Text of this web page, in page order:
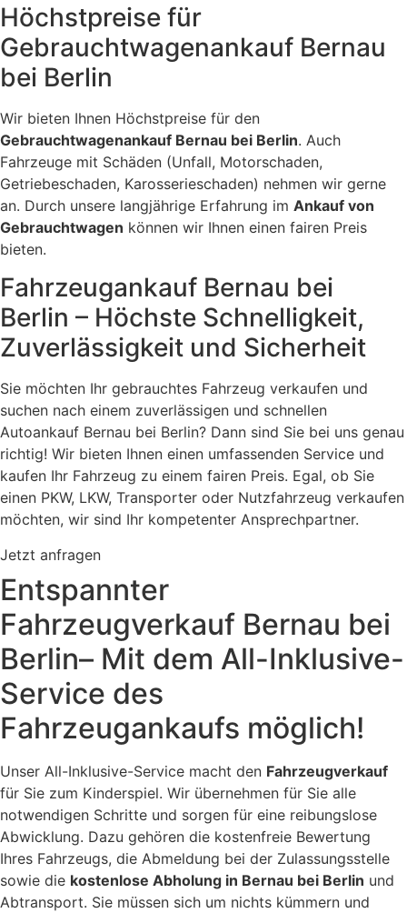
Höchstpreise für
Gebrauchtwagenankauf Bernau
bei Berlin
Wir bieten Ihnen Höchstpreise für den
Gebrauchtwagenankauf Bernau bei Berlin. Auch
Fahrzeuge mit Schäden (Unfall, Motorschaden,
Getriebeschaden, Karosserieschaden) nehmen wir gerne
an. Durch unsere langjährige Erfahrung im Ankauf von
Gebrauchtwagen können wir Ihnen einen fairen Preis
bieten.
Fahrzeugankauf Bernau bei
Berlin – Höchste Schnelligkeit,
Zuverlässigkeit und Sicherheit
Sie möchten Ihr gebrauchtes Fahrzeug verkaufen und
suchen nach einem zuverlässigen und schnellen
Autoankauf Bernau bei Berlin? Dann sind Sie bei uns genau
richtig! Wir bieten Ihnen einen umfassenden Service und
kaufen Ihr Fahrzeug zu einem fairen Preis. Egal, ob Sie
einen PKW, LKW, Transporter oder Nutzfahrzeug verkaufen
möchten, wir sind Ihr kompetenter Ansprechpartner.
Jetzt anfragen
Entspannter
Fahrzeugverkauf Bernau bei
Berlin– Mit dem All-Inklusive-
Service des
Fahrzeugankaufs möglich!
Unser All-Inklusive-Service macht den Fahrzeugverkauf
für Sie zum Kinderspiel. Wir übernehmen für Sie alle
notwendigen Schritte und sorgen für eine reibungslose
Abwicklung. Dazu gehören die kostenfreie Bewertung
Ihres Fahrzeugs, die Abmeldung bei der Zulassungsstelle
sowie die kostenlose Abholung in Bernau bei Berlin und
Abtransport. Sie müssen sich um nichts kümmern und